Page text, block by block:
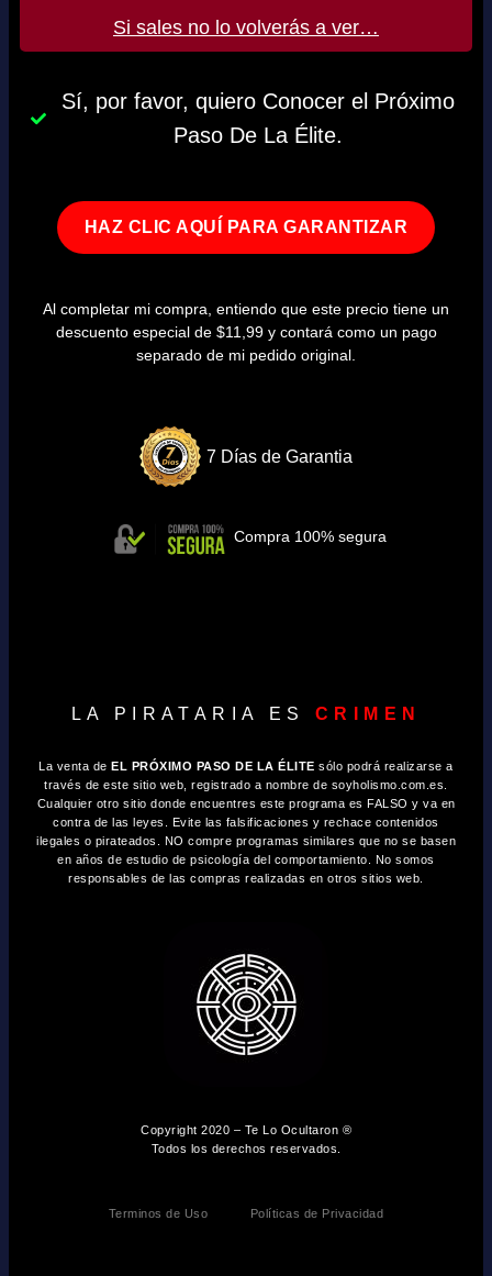
Si sales no lo volverás a ver…
Sí, por favor, quiero Conocer el Próximo
Paso De La Élite.
HAZ CLIC AQUÍ PARA GARANTIZAR
Al completar mi compra, entiendo que este precio tiene un
descuento especial de $11,99 y contará como un pago
separado de mi pedido original.
7 Días de Garantia
Compra 100% segura
LA PIRATARIA ES CRIMEN
La venta deEL PRÓXIMO PASO DE LA ÉLITE sólo podrá realizarse a
través de este sitio web, registrado a nombre de soyholismo.com.es.
Cualquier otro sitio donde encuentres este programa es FALSO y va en
contra de las leyes. Evite las falsificaciones y rechace contenidos
ilegales o pirateados. NO compre programas similares que no se basen
en años de estudio de psicología del comportamiento. No somos
responsables de las compras realizadas en otros sitios web.
Copyright 2020 – Te Lo Ocultaron ®
Todos los derechos reservados.
Terminos de Uso Políticas de Privacidad